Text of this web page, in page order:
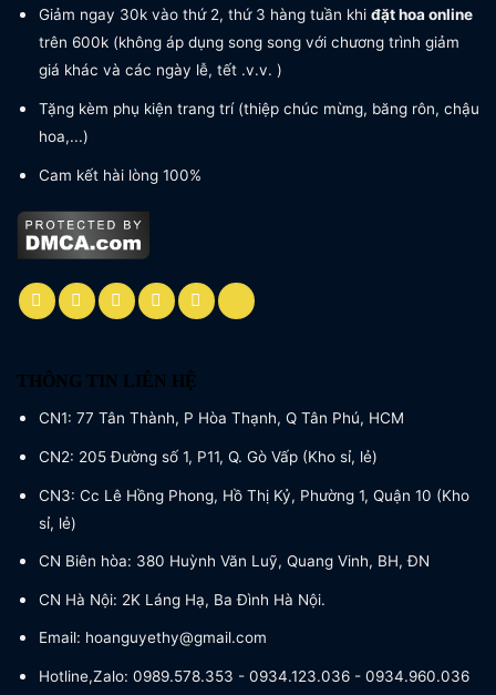
Giảm ngay 30k vào thứ 2, thứ 3 hàng tuần khi đặt hoa online
trên 600k (không áp dụng song song với chương trình giảm
giá khác và các ngày lễ, tết .v.v. )
Tặng kèm phụ kiện trang trí (thiệp chúc mừng, băng rôn, chậu
hoa,...)
Cam kết hài lòng 100%
THÔNG TIN LIÊN HỆ
CN1: 77 Tân Thành, P Hòa Thạnh, Q Tân Phú, HCM
CN2: 205 Đường số 1, P11, Q. Gò Vấp (Kho sỉ, lẻ)
CN3: Cc Lê Hồng Phong, Hồ Thị Kỷ, Phường 1, Quận 10 (Kho
sỉ, lẻ)
CN Biên hòa: 380 Huỳnh Văn Luỹ, Quang Vinh, BH, ĐN
CN Hà Nội: 2K Láng Hạ, Ba Đình Hà Nội.
Email: hoanguyethy@gmail.com
Hotline,Zalo: 0989.578.353 - 0934.123.036 - 0934.960.036